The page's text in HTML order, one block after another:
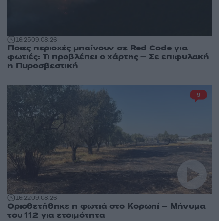
16:2509.08.26
Ποιες περιοχές μπαίνουν σε Red Code για
φωτιές: Τι προβλέπει ο χάρτης – Σε επιφυλακή
η Πυροσβεστική
16:2209.08.26
Οριοθετήθηκε η φωτιά στο Κορωπί – Μήνυμα
του 112 για ετοιμότητα
9